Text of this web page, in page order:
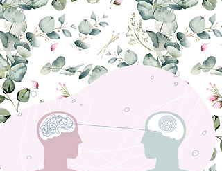
unter Lehrsupervision tätig
Seit 2023: Gründerin und
Geschäftsführerin vom ,,Lernstall" in
Perchtoldsdorf
2024: 500 Stunden Klinisches
Praktikum an der Ambulanz für
Essstörungen (sowhat) in Wien
2024: 150 Stunden Klinisches
Praktikum in einer psychiatrischen WG
2020-2021 : Therapeutisch-